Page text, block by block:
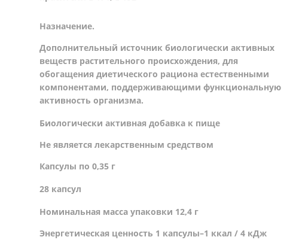
Назначение.
Дополнительный источник биологически активных
веществ растительного происхождения, для
обогащения диетического рациона естественными
компонентами, поддерживающими функциональную
активность организма.
Биологически активная добавка к пище
Не является лекарственным средством
Капсулы по 0,35 г
28 капсул
Номинальная масса упаковки 12,4 г
Энергетическая ценность 1 капсулы–1 ккал / 4 кДж